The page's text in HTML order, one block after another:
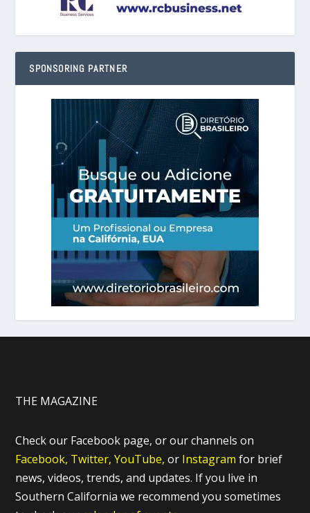
SPONSORING PARTNER
THE MAGAZINE
Check our Facebook page, or our channels on
Facebook, Twitter, YouTube, or Instagram for brief
news, videos, trends, and updates. If you live in
Southern California we recommend you sometimes